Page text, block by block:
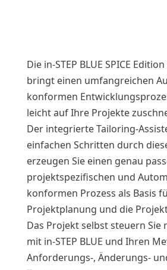
Die in-STEP BLUE SPICE
bringt einen umfangreichen
konformen
leicht auf Ihre Projekte
Der integrierte Tailoring-
einfachen Schritten durch
erzeugen Sie einen genau
projektspezifischen und
konformen Prozess als Basis
Projektplanung und die
Das Projekt selbst steuern Sie
mit in-STEP BLUE und Ihren
Anforderungs-, Änderungs-